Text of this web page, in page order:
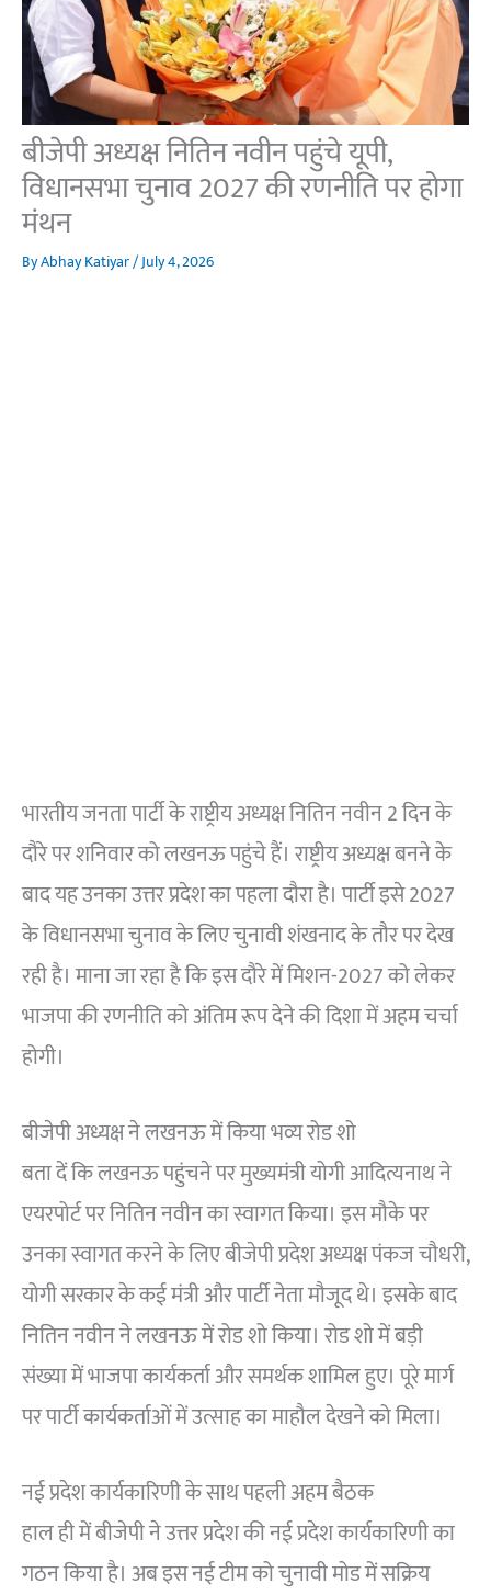
बीजेपी अध्यक्ष नितिन नवीन पहुंचे यूपी,
विधानसभा चुनाव 2027 की रणनीति पर होगा
मंथन
ByAbhay Katiyar/July 4, 2026
भारतीय जनता पार्टी के राष्ट्रीय अध्यक्ष नितिन नवीन 2 दिन के
दौरे पर शनिवार को लखनऊ पहुंचे हैं। राष्ट्रीय अध्यक्ष बनने के
बाद यह उनका उत्तर प्रदेश का पहला दौरा है। पार्टी इसे 2027
के विधानसभा चुनाव के लिए चुनावी शंखनाद के तौर पर देख
रही है। माना जा रहा है कि इस दौरे में मिशन-2027 को लेकर
भाजपा की रणनीति को अंतिम रूप देने की दिशा में अहम चर्चा
होगी।
बीजेपी अध्यक्ष ने लखनऊ में किया भव्य रोड शो
बता दें कि लखनऊ पहुंचने पर मुख्यमंत्री योगी आदित्यनाथ ने
एयरपोर्ट पर नितिन नवीन का स्वागत किया। इस मौके पर
उनका स्वागत करने के लिए बीजेपी प्रदेश अध्यक्ष पंकज चौधरी,
योगी सरकार के कई मंत्री और पार्टी नेता मौजूद थे। इसके बाद
नितिन नवीन ने लखनऊ में रोड शो किया। रोड शो में बड़ी
संख्या में भाजपा कार्यकर्ता और समर्थक शामिल हुए। पूरे मार्ग
पर पार्टी कार्यकर्ताओं में उत्साह का माहौल देखने को मिला।
नई प्रदेश कार्यकारिणी के साथ पहली अहम बैठक
हाल ही में बीजेपी ने उत्तर प्रदेश की नई प्रदेश कार्यकारिणी का
गठन किया है। अब इस नई टीम को चुनावी मोड में सक्रिय